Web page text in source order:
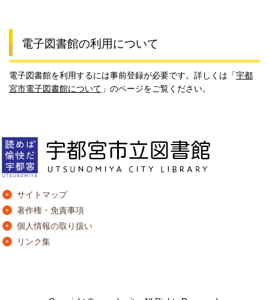
電子図書館の利用について
電子図書館を利用するには事前登録が必要です。詳しくは「宇都
宮市電子図書館について 」のページをご覧ください。
サイトマップ
著作権・免責事項
個人情報の取り扱い
リンク集